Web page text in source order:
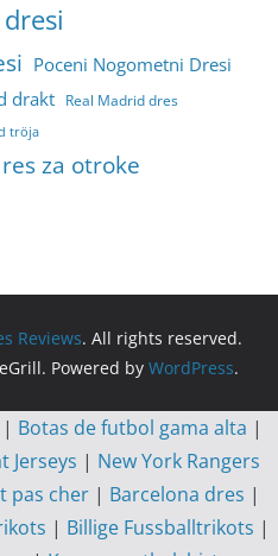
Poceni Nogometni Dresi
drakt Real Madrid dres
tröja
za otroke
Reviews. All rights reserved.
Powered by WordPress.
| Botas de futbol gama alta |
Jerseys | New York Rangers
pas cher | Barcelona dres |
| Billige Fussballtrikots |